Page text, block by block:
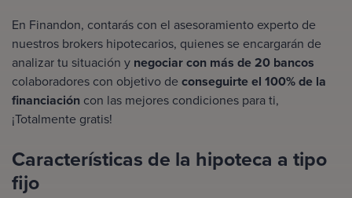
En Finandon, contarás con el asesoramiento experto de
nuestros brokers hipotecarios, quienes se encargarán de
analizar tu situación y negociar con más de 20 bancos
colaboradores con objetivo deconseguirte el 100% de la
financiación con las mejores condiciones para ti,
¡Totalmente gratis!
Características de la hipoteca a tipo
fijo